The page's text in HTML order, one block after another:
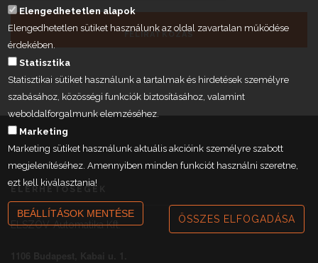
FELIRATKOZÁS
ELÉRHETŐSÉGEK
ELSZÖV-Automatika Kft.
Elengedhetetlen alapok
Elengedhetetlen sütiket használunk az oldal zavartalan működése
érdekében.
Statisztika
Statisztikai sütiket használunk a tartalmak és hirdetések személyre
szabásához, közösségi funkciók biztosításához, valamint
weboldalforgalmunk elemzéséhez.
Marketing
Marketing sütiket használunk aktuális akcióink személyre szabott
megjelenítéséhez. Amennyiben minden funkciót használni szeretne,
ezt kell kiválasztania!
BEÁLLÍTÁSOK MENTÉSE ÖSSZES ELFOGADÁSA